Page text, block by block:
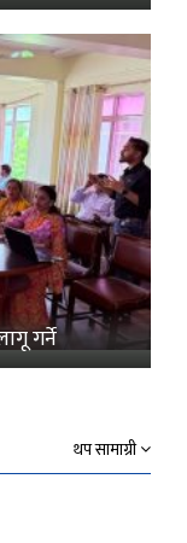
गर्ने
थप सामाग्री